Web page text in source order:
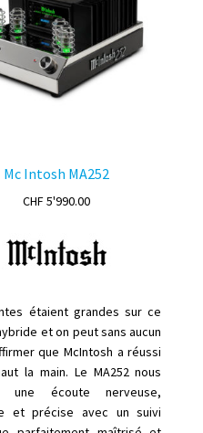
choisies
sur
Mc Intosh MA252
CHF5'990.00
étaient grandes sur ce
et on peut sans aucun
que McIntosh a réussi
la main. Le MA252 nous
une écoute nerveuse,
et précise avec un suivi